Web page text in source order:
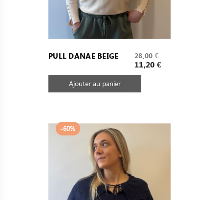
PULL DANAE BEIGE
Prix
de
base
28,00 €
Prix
11,20 €
Ajouter au panier
-60%